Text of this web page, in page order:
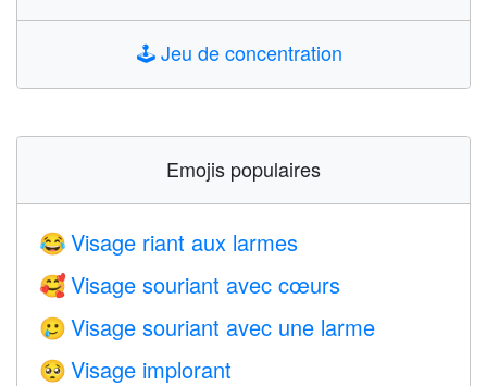
🕹️Jeu de concentration
Emojis populaires
😂 Visage riant aux larmes
🥰 Visage souriant avec cœurs
🥲 Visage souriant avec une larme
🥺 Visage implorant